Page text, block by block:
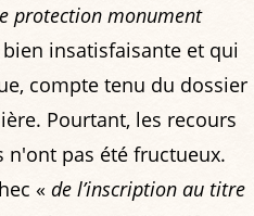
protection monument
insatisfaisante et qui
compte tenu du dossier
Pourtant, les recours
n'ont pas été fructueux.
« de l’inscription au titre